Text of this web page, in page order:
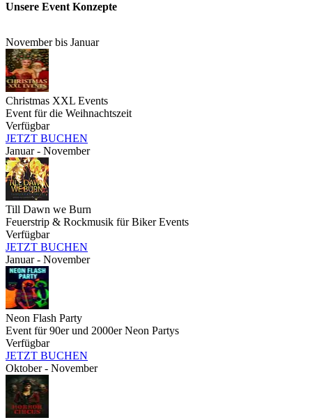
Unsere Event Konzepte
November bis Januar
Christmas XXL Events
Event für die Weihnachtszeit
Verfügbar
JETZT BUCHEN
Januar - November
Till Dawn we Burn
Feuerstrip & Rockmusik für Biker Events
Verfügbar
JETZT BUCHEN
Januar - November
Neon Flash Party
Event für 90er und 2000er Neon Partys
Verfügbar
JETZT BUCHEN
Oktober - November